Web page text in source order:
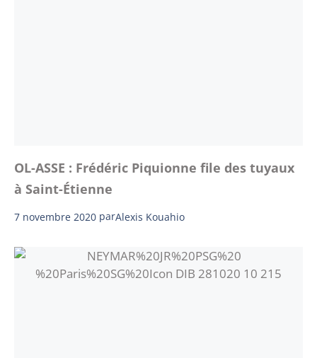
OL-ASSE : Frédéric Piquionne file des tuyaux
à Saint-Étienne
7 novembre 2020 parAlexis Kouahio